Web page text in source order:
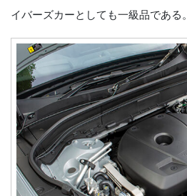
イバーズカーとしても一級品である。